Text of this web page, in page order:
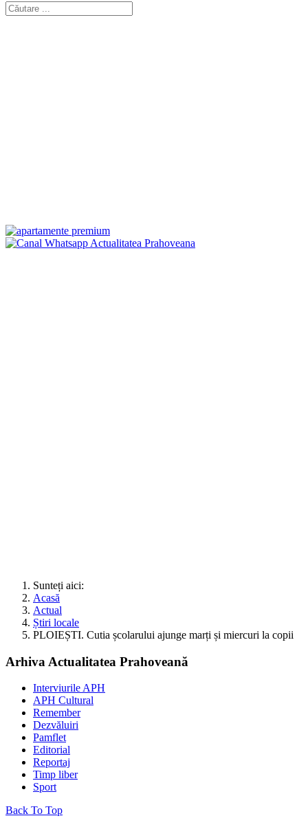
Sunteți aici:
Acasă
Actual
Știri locale
PLOIEȘTI. Cutia școlarului ajunge marți și miercuri la copii
Arhiva Actualitatea Prahoveană
Interviurile APH
APH Cultural
Remember
Dezvăluiri
Pamflet
Editorial
Reportaj
Timp liber
Sport
Back To Top